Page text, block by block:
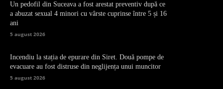
Un pedofil din Suceava a fost arestat preventiv după ce
a abuzat sexual 4 minori cu vârste cuprinse între 5 și 16
ani
5 august 2026
Incendiu la stația de epurare din Siret. Două pompe de
evacuare au fost distruse din neglijența unui muncitor
5 august 2026